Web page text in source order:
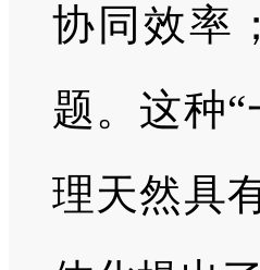
协同效率
题。这种
理天然具